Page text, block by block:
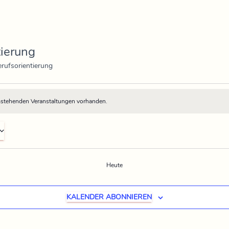
Veranstaltungen vorhanden.
Heute
KALENDER ABONNIEREN